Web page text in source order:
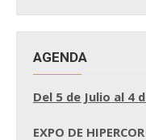
AGENDA
Del 5 de Julio al 4
EXPO DE